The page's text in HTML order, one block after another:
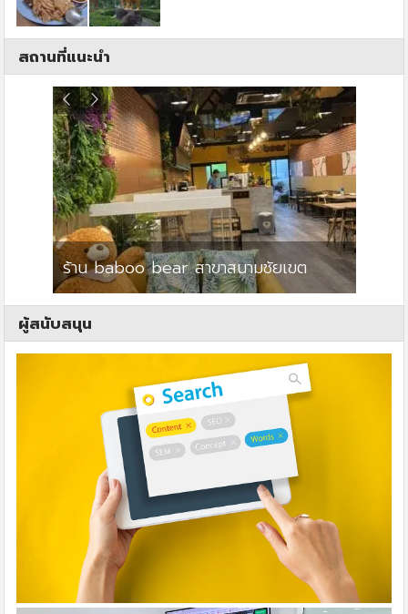
สถานที่แนะนำ
ร้าน baboo bear สาขาสนามชัยเขต
ผู้สนับสนุน